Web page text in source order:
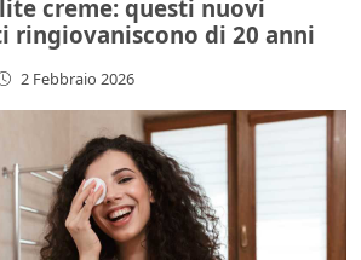
creme: questi nuovi
ringiovaniscono di 20 anni
2 Febbraio 2026